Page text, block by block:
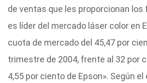
de ventas que les proporcionan los
es líder del mercado láser color en
cuota de mercado del 45,47 por
trimestre de 2004, frente al 32 por
4,55 por ciento de Epson». Según